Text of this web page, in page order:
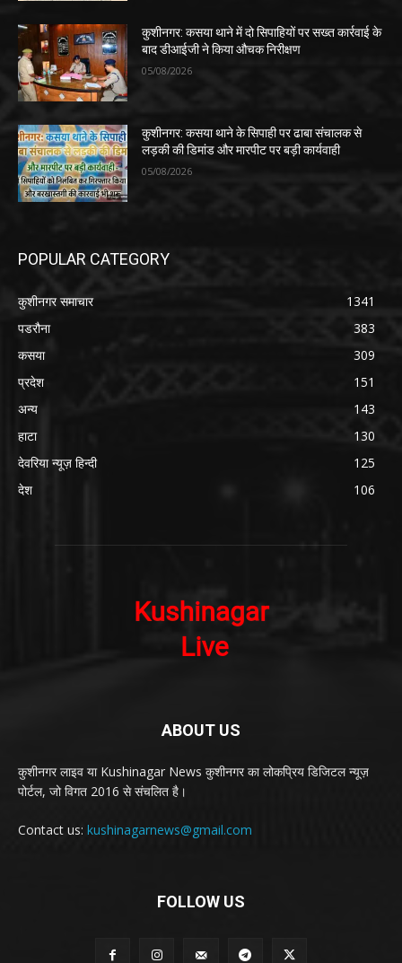
कुशीनगर: कसया थाने में दो सिपाहियों पर सख्त कार्रवाई के
बाद डीआईजी ने किया औचक निरीक्षण
05/08/2026
कुशीनगर: कसया थाने के सिपाही पर ढाबा संचालक से
लड़की की डिमांड और मारपीट पर बड़ी कार्यवाही
05/08/2026
POPULAR CATEGORY
कुशीनगर समाचार
1341
पडरौना
383
कसया
309
प्रदेश
151
अन्य
143
हाटा
130
देवरिया न्यूज़ हिन्दी
125
देश
106
ABOUT US
कुशीनगर लाइव या Kushinagar News कुशीनगर का लोकप्रिय डिजिटल न्यूज़
पोर्टल, जो विगत 2016 से संचलित है।
Contact us: kushinagarnews@gmail.com
FOLLOW US